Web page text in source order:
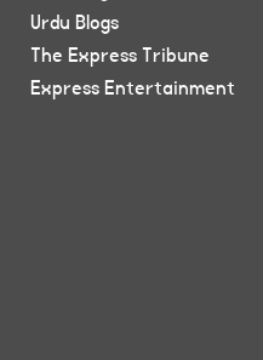
Urdu Blogs
The Express Tribune
Express Entertainment